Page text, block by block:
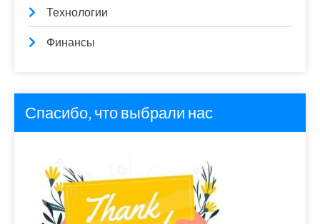
Технологии
Финансы
Спасибо, что выбрали нас